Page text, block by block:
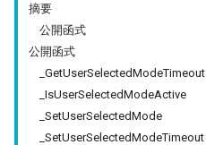
摘要
公開函式
公開函式
_GetUserSelectedModeTimeout
_IsUserSelectedModeActive
_SetUserSelectedMode
_SetUserSelectedModeTimeout